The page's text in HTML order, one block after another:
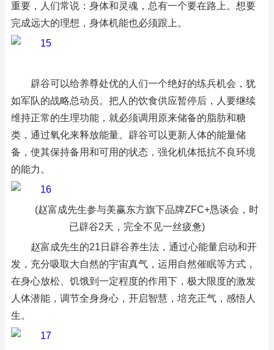
重要，人们常说：身体和灵魂，总有一个要在路上。想要
完成远大的理想，身体机能也必须跟上。
辟谷可以给养尊处优的人们一个绝好的练兵机会，犹
如军队的战略总动员。把人的饮食供应暂停后，人要继续
维持正常的生理功能，就必须调用原来储备的脂肪和糖
类，通过氧化来释放能量。辟谷可以更新人体的能量储
备，使其保持备用和可用的状态，强化机体抵抗不良环境
的能力。
(赵富成先生参与美赢东方旗下品牌ZFC+恳谈会，时
已辟谷2天，完全不见一丝疲惫)
赵富成先生的21日辟谷养生法，通过心能量启动和开
发，充分吸取大自然的宇宙真气，运用自然催眠等方式，
在身心放松、饥饿到一定程度的作用下，极大限度的激发
人体潜能，调节全身身心，开启智慧，培充正气，感悟人
生。